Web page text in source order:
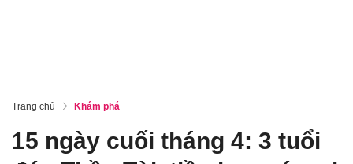
Trang chủ Khám phá
15 ngày cuối tháng 4: 3 tuổi